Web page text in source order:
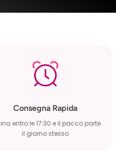
Consegna Rapida
entro le 17:30 e il pacco parte
il giorno stesso